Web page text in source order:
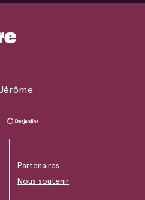
Partenaires
Nous soutenir